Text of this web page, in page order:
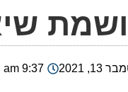
9:37 am